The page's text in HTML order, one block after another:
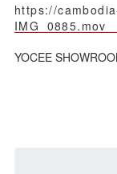
https://
IMG_0885.mov
YOCEE